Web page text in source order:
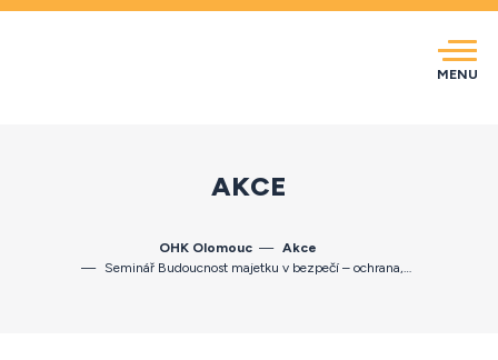
MENU
AKCE
OHK Olomouc
Akce
Seminář Budoucnost majetku v bezpečí – ochrana,…